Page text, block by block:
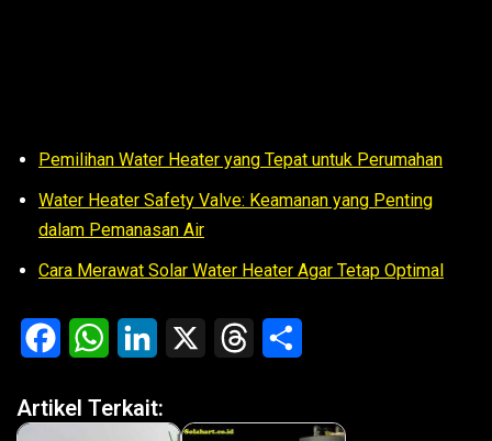
Pemilihan Water Heater yang Tepat untuk Perumahan
Water Heater Safety Valve: Keamanan yang Penting
dalam Pemanasan Air
Cara Merawat Solar Water Heater Agar Tetap Optimal
c
a
n
Artikel Terkait: